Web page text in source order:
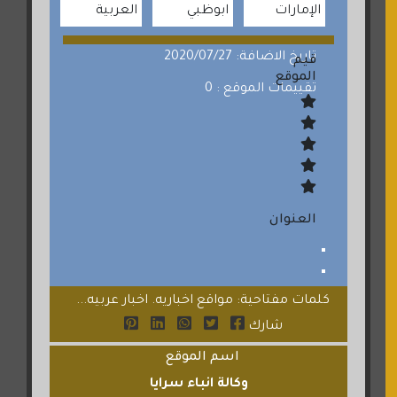
الإمارات ابوظبي العربية
تاريخ الاضافة: 2020/07/27
تقييمات الموقع : 0
قيم
الموقع
العنوان
كلمات مفتاحية: مواقع اخباريه. اخبار عربيه...
شارك
اسم الموقع
وكالة انباء سرايا